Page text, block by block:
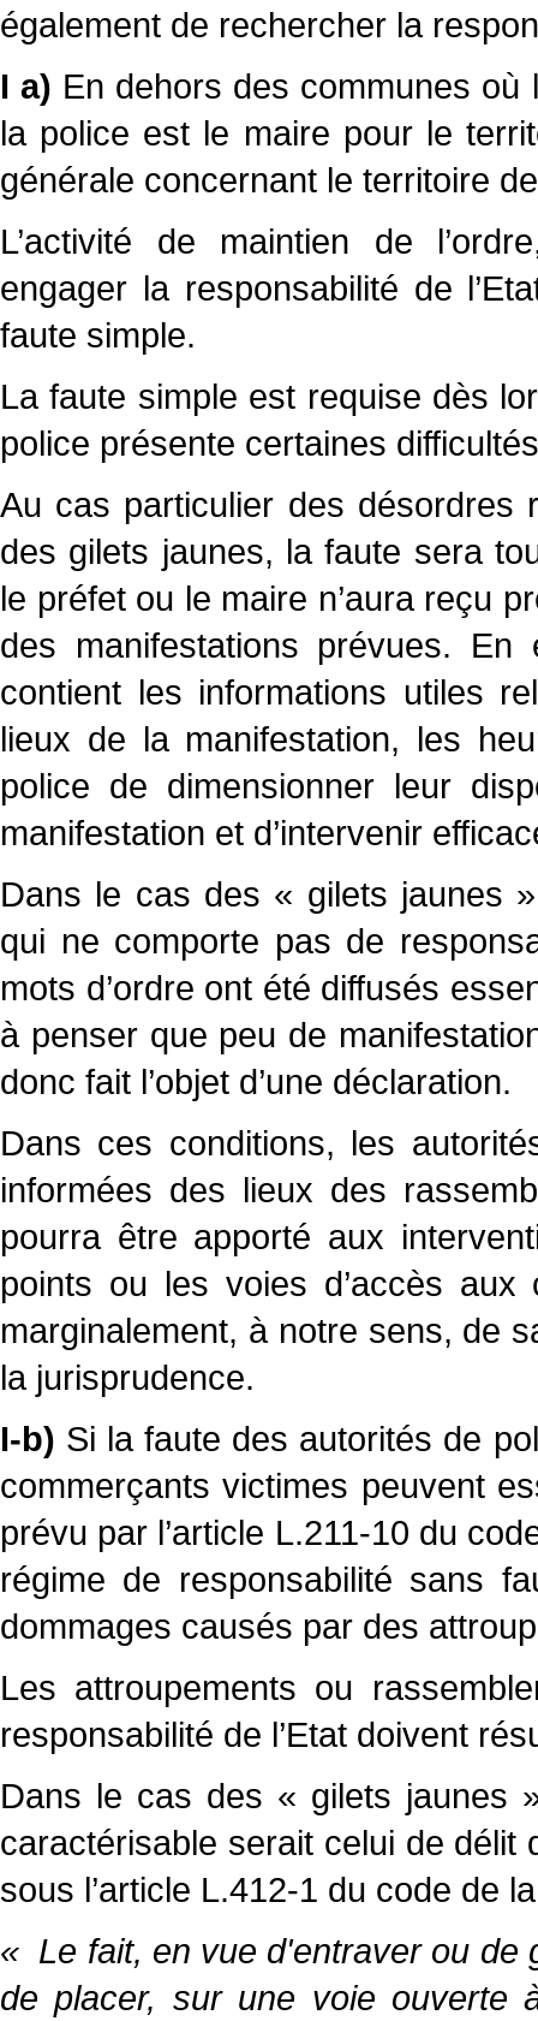
également de rechercher la
I a) En dehors des communes
la police est le maire pour le
générale concernant le territoire
L’activité de maintien de
engager la responsabilité de
faute simple.
La faute simple est requise dès
police présente certaines
Au cas particulier des désordres
des gilets jaunes, la faute sera
le préfet ou le maire n’aura reçu
des manifestations prévues.
contient les informations utiles
lieux de la manifestation, les
police de dimensionner leur
manifestation et d’intervenir
Dans le cas des « gilets jaunes
qui ne comporte pas de
mots d’ordre ont été diffusés
à penser que peu de
donc fait l’objet d’une déclaration.
Dans ces conditions, les
informées des lieux des
pourra être apporté aux
points ou les voies d’accès
marginalement, à notre sens, de
la jurisprudence.
I-b) Si la faute des autorités de
commerçants victimes peuvent
prévu par l’article L.211-10 du
régime de responsabilité sans
dommages causés par des
Les attroupements ou
responsabilité de l’Etat doivent
Dans le cas des « gilets jaunes
caractérisable serait celui de délit
sous l’article L.412-1 du code de
« Le fait, en vue d'entraver ou de
de placer, sur une voie ouverte